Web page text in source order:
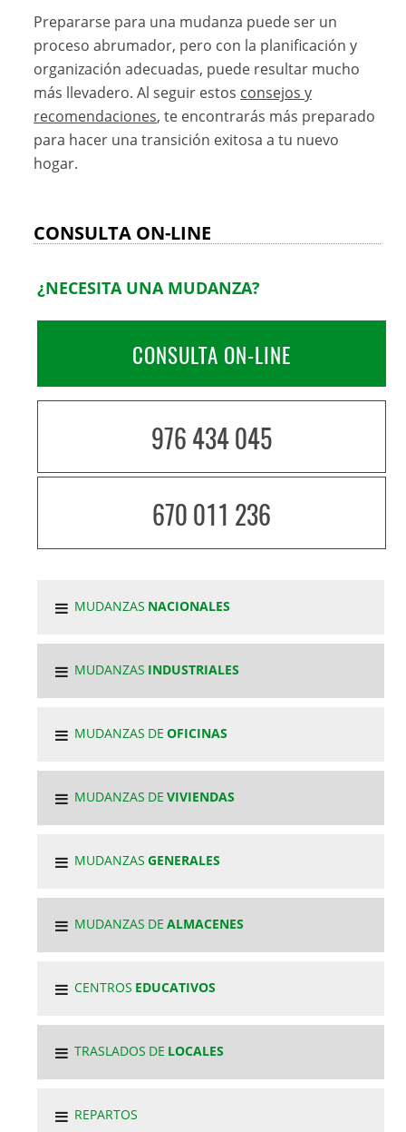
Prepararse para una mudanza puede ser un
proceso abrumador, pero con la planificación y
organización adecuadas, puede resultar mucho
más llevadero. Al seguir estos consejos y
recomendaciones, te encontrarás más preparado
para hacer una transición exitosa a tu nuevo
hogar.
CONSULTA ON-LINE
¿NECESITA UNA MUDANZA?
CONSULTA ON-LINE
976 434 045
670 011 236
MUDANZAS NACIONALES
MUDANZAS INDUSTRIALES
MUDANZAS DEOFICINAS
MUDANZAS DEVIVIENDAS
MUDANZASGENERALES
MUDANZAS DEALMACENES
CENTROS EDUCATIVOS
TRASLADOS DE LOCALES
REPARTOS